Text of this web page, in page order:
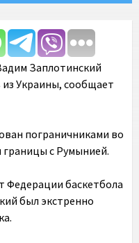
Заплотинский
Украины, сообщает
пограничниками во
границы с Румынией.
баскетбола
был экстренно